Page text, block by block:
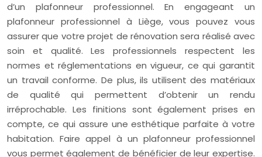
d’un plafonneur professionnel. En engageant un
plafonneur professionnel à Liège, vous pouvez vous
assurer que votre projet de rénovation sera réalisé avec
soin et qualité. Les professionnels respectent les
normes et réglementations en vigueur, ce qui garantit
un travail conforme. De plus, ils utilisent des matériaux
de qualité qui permettent d’obtenir un rendu
irréprochable. Les finitions sont également prises en
compte, ce qui assure une esthétique parfaite à votre
habitation. Faire appel à un plafonneur professionnel
vous permet également de bénéficier de leur expertise.